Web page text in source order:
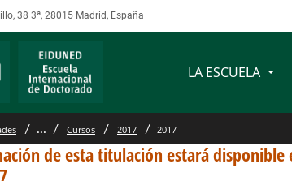
38 3ª, 28015 Madrid, España
LA ESCUELA
... Cursos 2017 2017
de esta titulación estará disponible